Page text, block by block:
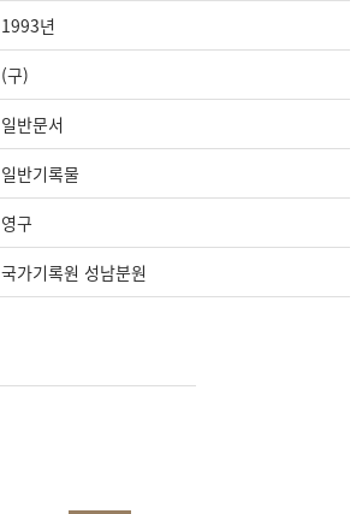
1993년
(구)
일반문서
일반기록물
영구
국가기록원 성남분원